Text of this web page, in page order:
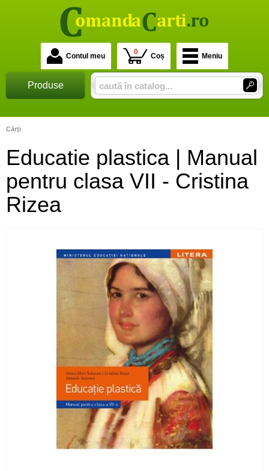
Contul meu 0 Coș Meniu
Produse
Cărţi
Educatie plastica | Manual
pentru clasa VII - Cristina
Rizea